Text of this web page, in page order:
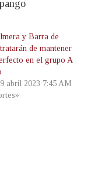
y Barra de
de mantener
en el grupo A
abril 2023 7:45 AM